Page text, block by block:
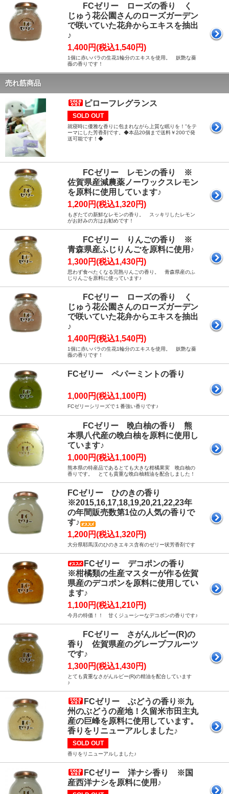
FCゼリー ローズの香り く
じゅう花公園さんのローズガーデン
で咲いていた花弁からエキスを抽出
♪
1,400円(税込1,540円)
1個に赤いバラの生花1輪分のエキスを使用。 妖艶な薔
薇の香りです！
売れ筋商品
ピローフレグランス
SOLD OUT
就寝時に優雅な香りに包まれながら上質な眠りを！”をテ
ーマにした芳香剤です。◆本品20個まで送料￥200で発
送可能です！◆
FCゼリー レモンの香り ※
佐賀県産減農薬ノーワックスレモン
を原料に使用しています♪
1,200円(税込1,320円)
もぎたての新鮮なレモンの香り。 スッキリしたレモン
がお好みの方はお勧めです！
FCゼリー りんごの香り ※
青森県産ふじりんごを原料に使用♪
1,300円(税込1,430円)
思わず食べたくなる完熟りんごの香り。 青森県産のふ
じりんごを原料に使っています♪
FCゼリー ローズの香り く
じゅう花公園さんのローズガーデン
で咲いていた花弁からエキスを抽出
♪
1,400円(税込1,540円)
1個に赤いバラの生花1輪分のエキスを使用。 妖艶な薔
薇の香りです！
FCゼリー ペパーミントの香り
1,000円(税込1,100円)
FCゼリーシリーズで１番強い香りです♪
FCゼリー 晩白柚の香り 熊
本県八代産の晩白柚を原料に使用し
ています♪
1,000円(税込1,100円)
熊本県の特産品であるとても大きな柑橘果実 晩白柚の
香りです。 とても貴重な晩白柚精油を配合しました！
FCゼリー ひのきの香り
※2015,16,17,18,19,20,21,22,23年
の年間販売数第1位の人気の香りで
す♪
1,200円(税込1,320円)
大分県耶馬渓のひのきエキス含有のゼリー状芳香剤です
FCゼリー デコポンの香り
※柑橘類の生産マスターが作る佐賀
県産のデコポンを原料に使用してい
ます♪
1,100円(税込1,210円)
今月の特価！！ 甘くジューシーなデコポンの香りです♪
FCゼリー さがんルビー(R)の
香り 佐賀県産のグレープフルーツ
です♪
1,300円(税込1,430円)
とても貴重なさがんルビー(R)の精油を配合しています
♪
FCゼリー ぶどうの香り※九
州のぶどうの産地！久留米市田主丸
産の巨峰を原料に使用しています。
香りをリニューアルしました♪
SOLD OUT
香りをリニューアルしました♪
FCゼリー 洋ナシ香り ※国
産西洋ナシを原料に使用♪